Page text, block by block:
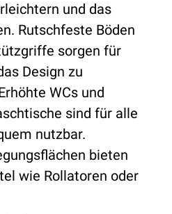
und das
Rutschfeste Böden
sorgen für
Design zu
WCs und
sind für alle
nutzbar.
bieten
wie Rollatoren oder